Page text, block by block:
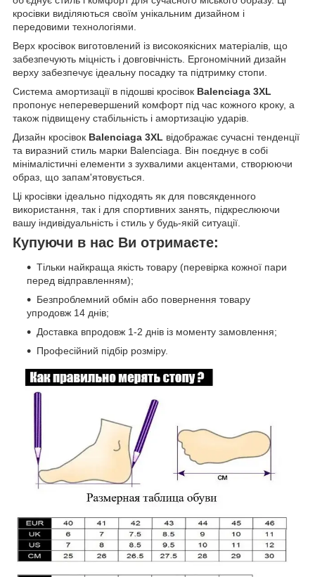
кросівки виділяються своїм унікальним дизайном і
передовими технологіями.
Верх кросівок виготовлений із високоякісних матеріалів, що
забезпечують міцність і довговічність. Ергономічний дизайн
верху забезпечує ідеальну посадку та підтримку стопи.
Система амортизації в підошві кросівок Balenciaga 3XL
пропонує неперевершений комфорт під час кожного кроку, а
також підвищену стабільність і амортизацію ударів.
Дизайн кросівок Balenciaga 3XL відображає сучасні тенденції
та виразний стиль марки Balenciaga. Він поєднує в собі
мінімалістичні елементи з зухвалими акцентами, створюючи
образ, що запам'ятовується.
Ці кросівки ідеально підходять як для повсякденного
використання, так і для спортивних занять, підкреслюючи
вашу індивідуальність і стиль у будь-якій ситуації.
Купуючи в нас Ви отримаєте:
Тільки найкраща якість товару (перевірка кожної пари
перед відправленням);
Безпроблемний обмін або повернення товару
упродовж 14 днів;
Доставка впродовж 1-2 днів із моменту замовлення;
Професійний підбір розміру.